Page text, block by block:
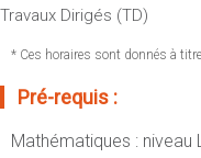
Stage et emploi
Portefeuille
Travaux Dirigés (TD)
* Ces horaires sont donnés à
Pré-requis :
Mathématiques : niveau